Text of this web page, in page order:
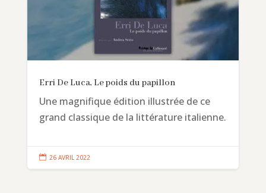
Erri De Luca, Le poids du papillon
Une magnifique édition illustrée de ce
grand classique de la littérature italienne.
 26 AVRIL 2022